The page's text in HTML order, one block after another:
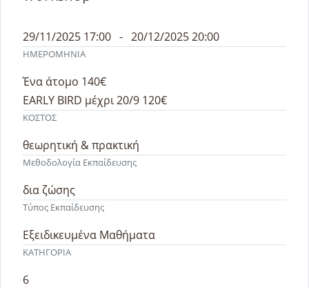
ΗΜΕΡΟΜΗΝΙΑ
29/11/2025 17:00 - 20/12/2025 20:00
ΚΟΣΤΟΣ
Ένα άτομο 140€
EARLY BIRD μέχρι 20/9 120€
Μεθοδολογία Εκπαίδευσης
θεωρητική & πρακτική
Τύπος Εκπαίδευσης
δια ζώσης
ΚΑΤΗΓΟΡΙΑ
Εξειδικευμένα Μαθήματα
6